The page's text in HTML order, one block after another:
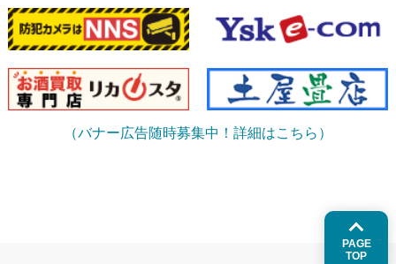
（バナー広告随時募集中！詳細はこちら）
PAGE
TOP